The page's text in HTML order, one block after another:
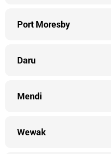
Port Moresby
Daru
Mendi
Wewak